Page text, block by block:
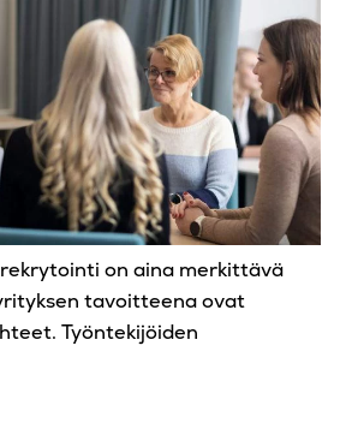
on aina merkittävä
tavoitteena ovat
Työntekijöiden